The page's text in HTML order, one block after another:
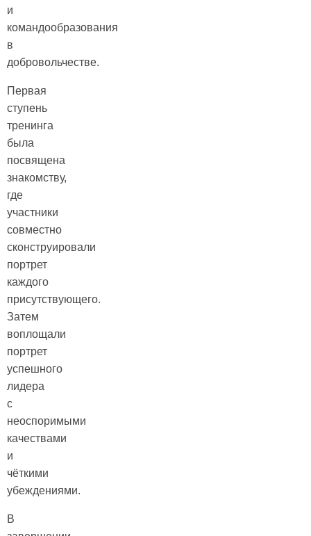
и
командообразования
в
добровольчестве.
Первая
ступень
тренинга
была
посвящена
знакомству,
где
участники
совместно
сконструировали
портрет
каждого
присутствующего.
Затем
воплощали
портрет
успешного
лидера
с
неоспоримыми
качествами
и
чёткими
убеждениями.
В